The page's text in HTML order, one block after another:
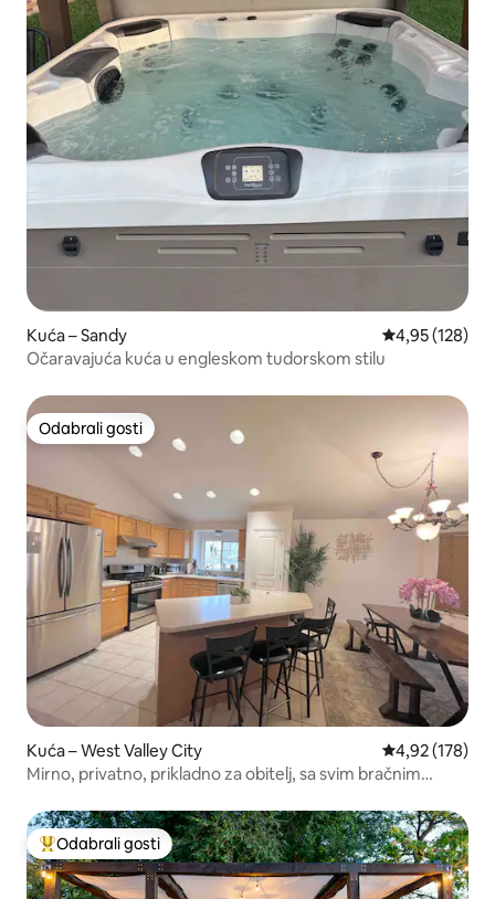
Kuća – Sandy Prosječna
4,95 (128)
Očaravajuća kuća u engleskom tudorskom stilu
Odabrali gosti
Odabrali gosti
Kuća – West Valley City Prosječna
4,92 (178)
Mirno, privatno, prikladno za obitelj, sa svim bračnim
Među najviše rangiranima s oznakom „Odabrali gosti”
Odabrali gosti